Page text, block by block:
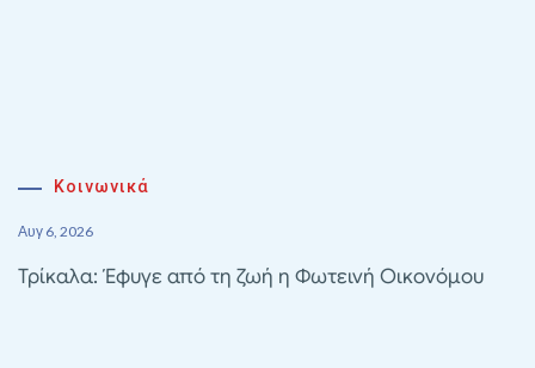
Κοινωνικά
Αυγ 6, 2026
Τρίκαλα: Έφυγε από τη ζωή η Φωτεινή Οικονόμου